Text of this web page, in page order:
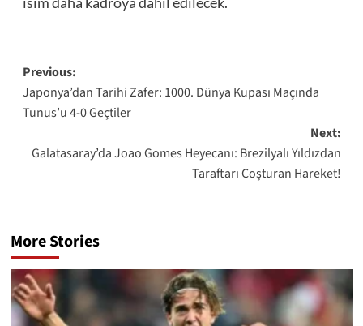
Post
navigation
Previous:
Japonya’dan Tarihi Zafer: 1000. Dünya Kupası Maçında
Tunus’u 4-0 Geçtiler
Next:
Galatasaray’da Joao Gomes Heyecanı: Brezilyalı Yıldızdan
Taraftarı Coşturan Hareket!
More Stories